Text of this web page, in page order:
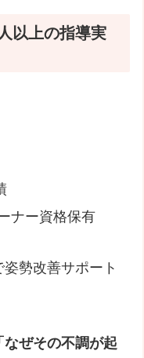
以上の指導実
ナー資格保有
勢改善サポート
なぜその不調が起